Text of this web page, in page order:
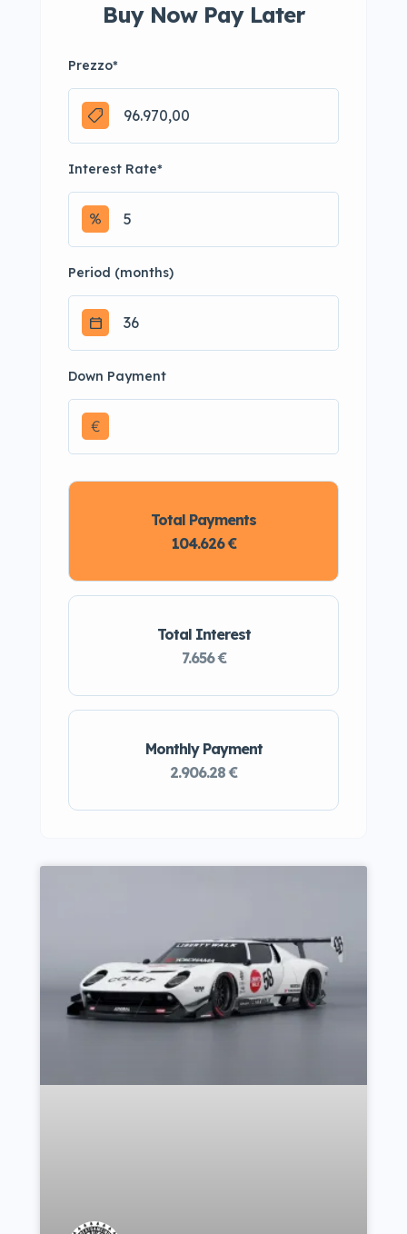
Buy Now Pay Later
Prezzo*
Interest Rate*
Period (months)
Down Payment
€
Monthly Payment
2.906.28 €
Total Interest
7.656 €
Total Payments
104.626 €